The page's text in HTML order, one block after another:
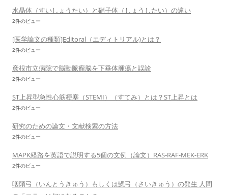
水晶体（すいしょうたい）と硝子体（しょうしたい）の違い
2件のビュー
[医学論文の種類]Editoral（エディトリアル)とは？
2件のビュー
彦根市立病院で脳動脈瘤脳を下垂体腫瘍と誤診
2件のビュー
ST上昇型急性心筋梗塞（STEMI）（すてみ）とは？ST上昇とは
2件のビュー
研究のための論文・文献検索の方法
2件のビュー
MAPK経路を英語で説明する5個の文例（論文）RAS-RAF-MEK-ERK
2件のビュー
咽頭弓（いんとうきゅう）もしくは鰓弓（さいきゅう）の発生 人間